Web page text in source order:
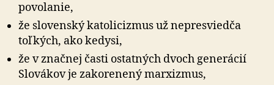
povolanie,
že slovenský katolicizmus už nepresviedča
toľkých, ako kedysi,
že v značnej časti ostatných dvoch generácií
Slovákov je zakorenený marxizmus,